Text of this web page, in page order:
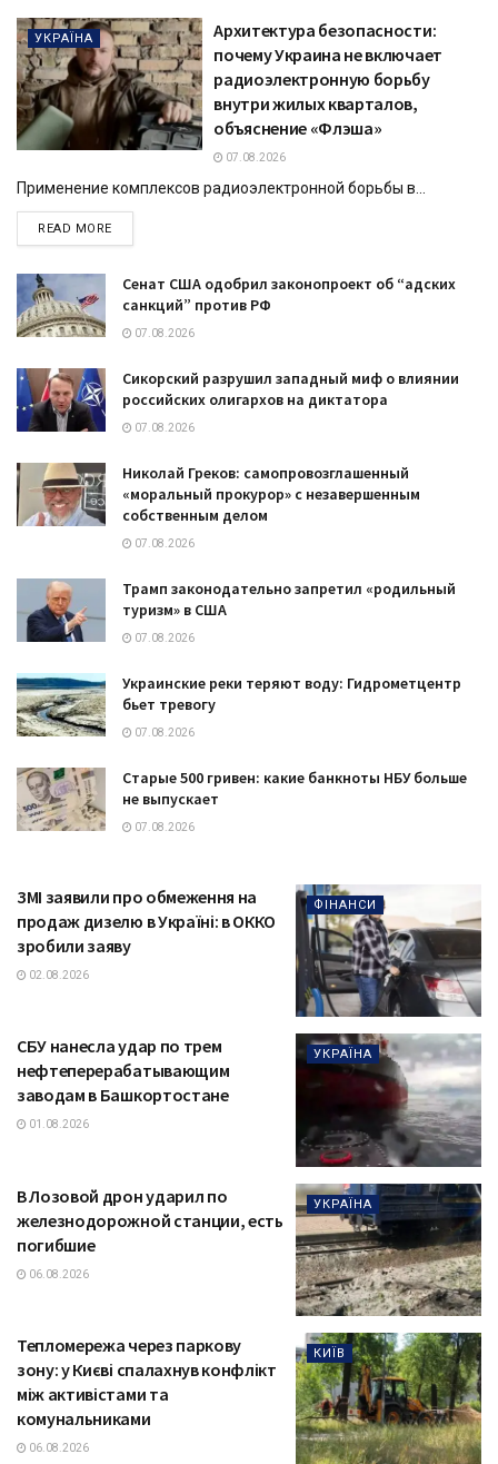
УКРАЇНА
Архитектура безопасности:
почему Украина не включает
радиоэлектронную борьбу
внутри жилых кварталов,
объяснение «Флэша»
07.08.2026
Применение комплексов радиоэлектронной борьбы в...
READ MOREDETAILS
Сенат США одобрил законопроект об “адских
санкций” против РФ
07.08.2026
Сикорский разрушил западный миф о влиянии
российских олигархов на диктатора
07.08.2026
Николай Греков: самопровозглашенный
«моральный прокурор» с незавершенным
собственным делом
07.08.2026
Трамп законодательно запретил «родильный
туризм» в США
07.08.2026
Украинские реки теряют воду: Гидрометцентр
бьет тревогу
07.08.2026
Старые 500 гривен: какие банкноты НБУ больше
не выпускает
07.08.2026
ФІНАНСИ
ЗМІ заявили про обмеження на
продаж дизелю в Україні: в ОККО
зробили заяву
02.08.2026
УКРАЇНА
СБУ нанесла удар по трем
нефтеперерабатывающим
заводам в Башкортостане
01.08.2026
УКРАЇНА
В Лозовой дрон ударил по
железнодорожной станции, есть
погибшие
06.08.2026
КИЇВ
Тепломережа через паркову
зону: у Києві спалахнув конфлікт
між активістами та
комунальниками
06.08.2026